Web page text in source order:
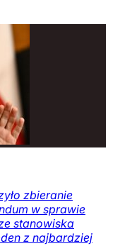
zbieranie
w sprawie
stanowiska
z najbardziej